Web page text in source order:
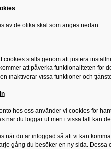
av de olika skäl som anges nedan.
cookies ställs genom att justera
att påverka funktionaliteten för
inaktiverar vissa funktioner och
hos oss använder vi cookies för
när du loggar ut men i vissa fall kan
när du är inloggad så att vi kan
gång du besöker en ny sida.